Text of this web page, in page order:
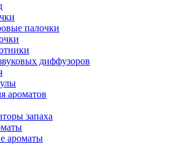
палочки
диффузоров
ароматов
запаха
ароматы